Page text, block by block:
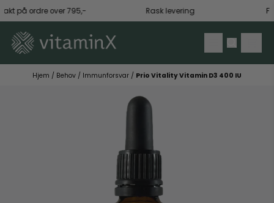
Hopp til innhold
på ordre over 795,- Rask levering
Hjem / Behov / Immunforsvar / Prio Vitality Vitamin D3 400 IU